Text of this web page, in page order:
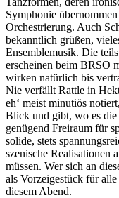
Symphonie
Orchestrierung. Auch
bekanntlich grüßen,
Ensemblemusik. Die
erscheinen beim BRSO
wirken natürlich bis
Nie verfällt Rattle in
eh‘ meist minutiös
Blick und gibt, wo es die
genügend Freiraum für
solide, stets
szenische Realisationen
müssen. Wer sich an
als Vorzeigestück für
diesem Abend.